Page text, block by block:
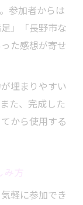
参加者からは
」「長野市な
た感想が寄せ
埋まりやすい
た、完成した
から使用する
軽に参加でき